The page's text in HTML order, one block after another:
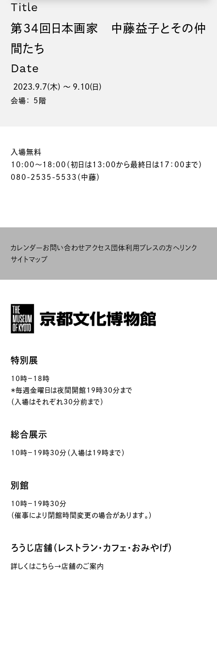
Title
第34回日本画家 中藤益子とその仲
間たち
Date
2023.9.7(木) 〜 9.10(日)
会場： 5階
入場無料
10:00～18:00（初日は13:00から最終日は17：00まで）
080-2535-5533（中藤）
カレンダーお問い合わせアクセス 団体利用 プレスの方へリンク
サイトマップ
特別展
10時－18時
＊毎週金曜日は夜間開館19時30分まで
（入場はそれぞれ30分前まで）
総合展示
10時－19時30分（入場は19時まで）
別館
10時－19時30分
（催事により閉館時間変更の場合があります。）
ろうじ店舗（レストラン・カフェ・おみやげ）
詳しくはこちら→店舗のご案内